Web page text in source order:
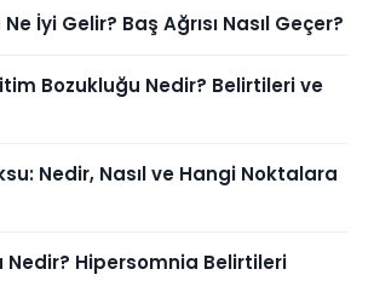
Ne İyi Gelir? Baş Ağrısı Nasıl Geçer?
Bozukluğu Nedir? Belirtileri ve
Nedir, Nasıl ve Hangi Noktalara
Nedir? Hipersomnia Belirtileri